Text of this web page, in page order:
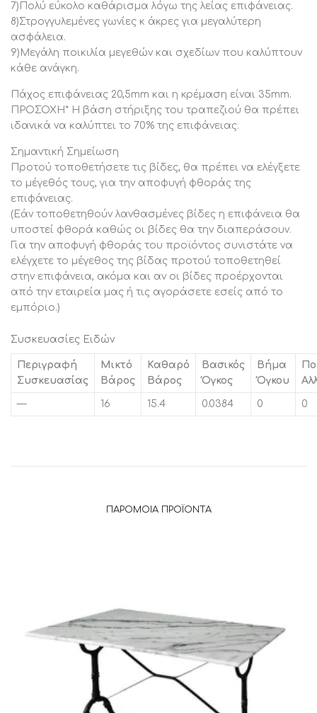
7)Πολύ εύκολο καθάρισμα λόγω της λείας επιφάνειας.
8)Στρογγυλεμένες γωνίες κ άκρες για μεγαλύτερη
ασφάλεια.
9)Μεγάλη ποικιλία μεγεθών και σχεδίων που καλύπτουν
κάθε ανάγκη.
Πάχος επιφάνειας 20,5mm και η κρέμαση είναι 35mm.
ΠΡΟΣΟΧΗ* Η βάση στήριξης του τραπεζιού θα πρέπει
ιδανικά να καλύπτει το 70% της επιφάνειας.
Σημαντική Σημείωση
Προτού τοποθετήσετε τις βίδες, θα πρέπει να ελέγξετε
το μέγεθός τους, για την αποφυγή φθοράς της
επιφάνειας.
(Εάν τοποθετηθούν λανθασμένες βίδες η επιφάνεια θα
υποστεί φθορά καθώς οι βίδες θα την διαπεράσουν.
Για την αποφυγή φθοράς του προϊόντος συνιστάτε να
ελέγχετε το μέγεθος της βίδας προτού τοποθετηθεί
στην επιφάνεια, ακόμα και αν οι βίδες προέρχονται
από την εταιρεία μας ή τις αγοράσετε εσείς από το
εμπόριο.)
Συσκευασίες Ειδών
Περιγραφή
Συσκευασίας
Μικτό
Βάρος
Καθαρό
Βάρος
Βασικός
Όγκος
Βήμα
Όγκου
— 16 15.4 0.0384 0 0
ΠΑΡΌΜΟΙΑ ΠΡΟΪΌΝΤΑ